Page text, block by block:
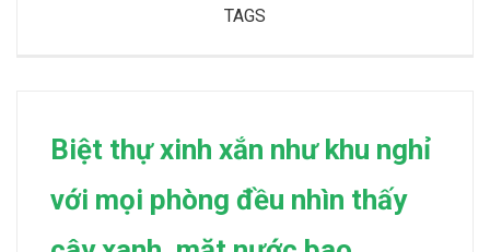
TAGS
Biệt thự xinh xắn như khu nghỉ
với mọi phòng đều nhìn thấy